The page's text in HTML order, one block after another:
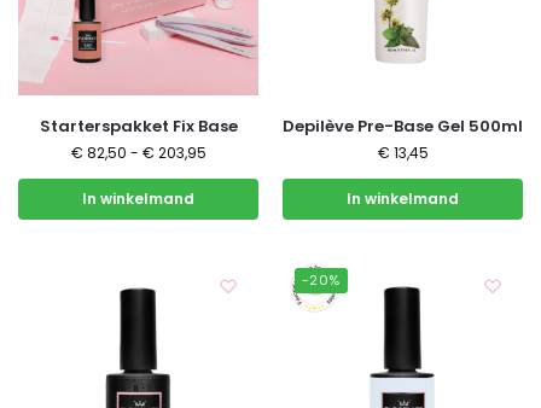
Starterspakket Fix Base
€ 82,50 - € 203,95
In winkelmand
Depilève Pre-Base Gel 500ml
€ 13,45
In winkelmand
-20%